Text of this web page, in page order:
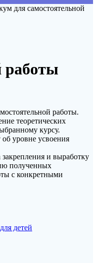
для самостоятельной
работы
работы.
теоретических
курсу.
уровне усвоения
и выработку
полученных
с конкретными
детей